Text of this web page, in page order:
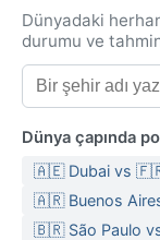
Dünyadaki
durumu ve
Dünya çapında
🇦🇪 Dubai vs
🇦🇷 Buenos
🇧🇷 São Paulo